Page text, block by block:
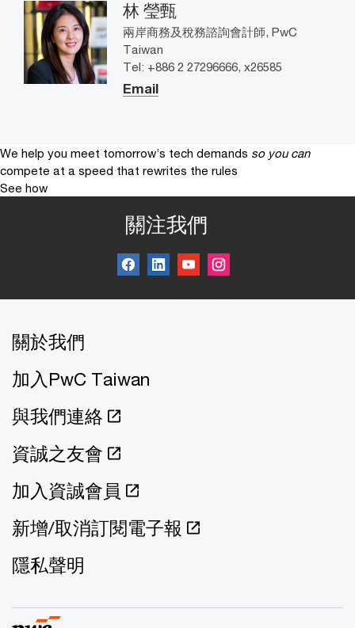
林 瑩甄
兩岸商務及稅務諮詢會計師, PwC
Taiwan
Tel: +886 2 27296666, x26585
Email
We help you meet tomorrow’s tech demands so you can
compete at a speed that rewrites the rules
See how
關注我們
關於我們
加入PwC Taiwan
與我們連絡
資誠之友會
加入資誠會員
新增/取消訂閱電子報
隱私聲明